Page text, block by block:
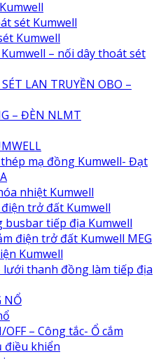
sét Kumwell
Kumwell
– nối dây thoát sét
LAN TRUYỀN OBO –
– ĐÈN NLMT
mạ đồng Kumwell- Đạt
nhiệt Kumwell
trở đất Kumwell
busbar tiếp địa Kumwell
điện trở đất Kumwell MEG
Kumwell
lưới thanh đồng làm tiếp địa
NỔ
– Công tắc- Ổ cắm
điều khiển